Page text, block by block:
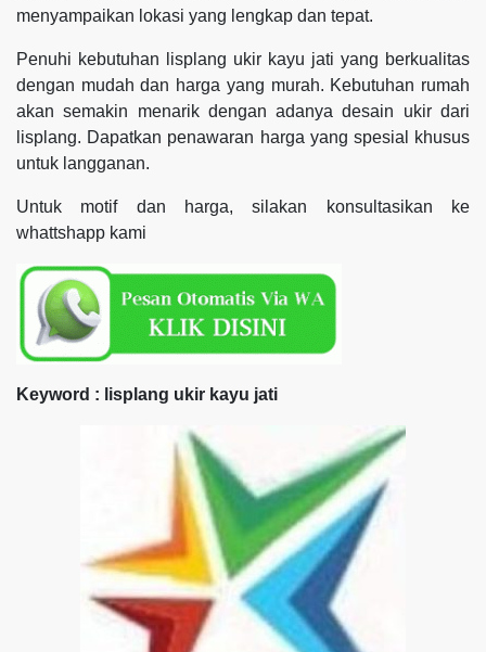
menyampaikan lokasi yang lengkap dan tepat.
Penuhi kebutuhan lisplang ukir kayu jati yang berkualitas
dengan mudah dan harga yang murah. Kebutuhan rumah
akan semakin menarik dengan adanya desain ukir dari
lisplang. Dapatkan penawaran harga yang spesial khusus
untuk langganan.
Untuk motif dan harga, silakan konsultasikan ke
whattshapp kami
Keyword : lisplang ukir kayu jati